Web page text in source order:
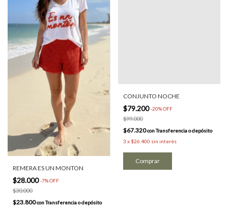
REMERA ES UN MONTON
$28.000-7%OFF
$30.000
$23.800conTransferencia o depósito
CONJUNTO NOCHE
$79.200-20%OFF
$99.000
$67.320conTransferencia o depósito
3 x $26.400 sin interés